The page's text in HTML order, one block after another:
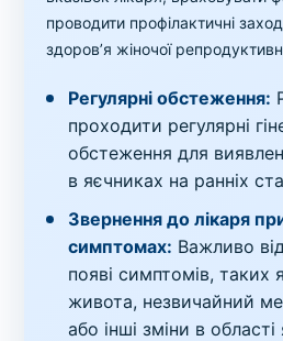
проводити профілактичні
здоров’я жіночої
Регулярні обстеження:
проходити регулярні
обстеження для
в яєчниках на ранніх
Звернення до лікаря
симптомах: Важливо
появі симптомів, таких
живота, незвичайний
або інші зміни в області